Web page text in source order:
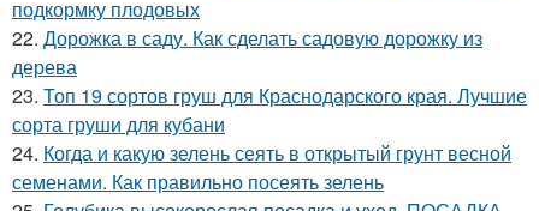
подкормку плодовых
22. Дорожка в саду. Как сделать садовую дорожку из
дерева
23. Топ 19 сортов груш для Краснодарского края. Лучшие
сорта груши для кубани
24. Когда и какую зелень сеять в открытый грунт весной
семенами. Как правильно посеять зелень